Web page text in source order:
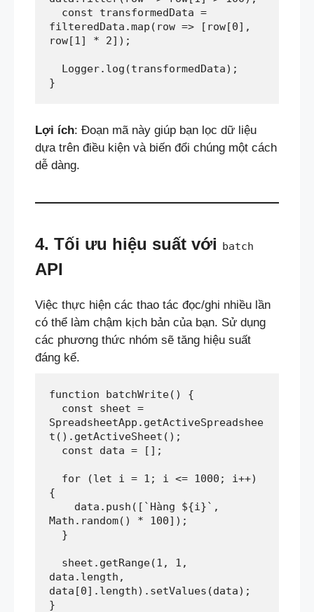
filteredData.map(row => [row[0],
row[1] * 2]);
  Logger.log(transformedData);
}
Lợi ích: Đoạn mã này giúp bạn lọc dữ liệu
dựa trên điều kiện và biến đổi chúng một cách
dễ dàng.
4. Tối ưu hiệu suất với batch
API
Việc thực hiện các thao tác đọc/ghi nhiều lần
có thể làm chậm kịch bản của bạn. Sử dụng
các phương thức nhóm sẽ tăng hiệu suất
đáng kể.
function batchWrite() {
SpreadsheetApp.getActiveSpreadshee
t().getActiveSheet();
  const data = [];
{
Math.random() * 100]);
  }
data.length,
data[0].length).setValues(data);
}